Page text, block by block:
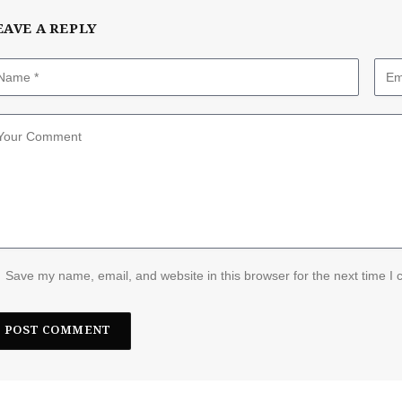
A REPLY
Save my name, email, and website in this browser for the next time I